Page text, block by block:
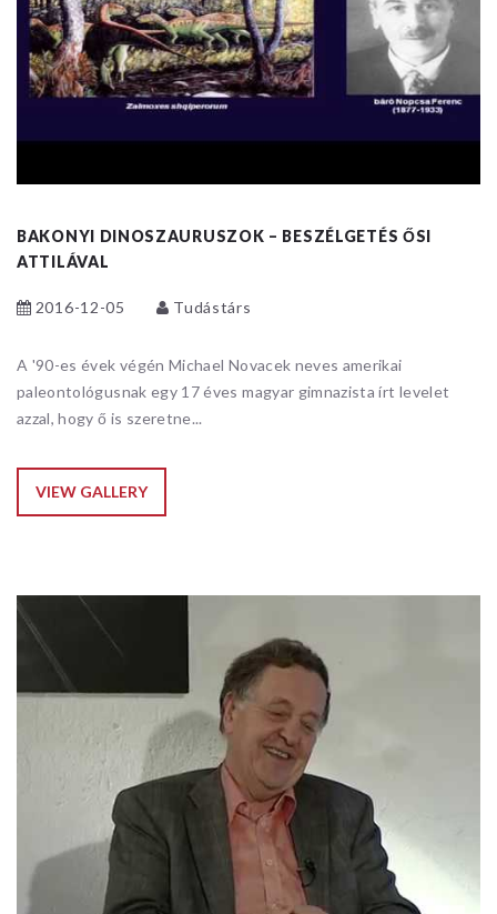
BAKONYI DINOSZAURUSZOK – BESZÉLGETÉS ŐSI
ATTILÁVAL
2016-12-05 Tudástárs
A '90-es évek végén Michael Novacek neves amerikai
paleontológusnak egy 17 éves magyar gimnazista írt levelet
azzal, hogy ő is szeretne...
VIEW GALLERY